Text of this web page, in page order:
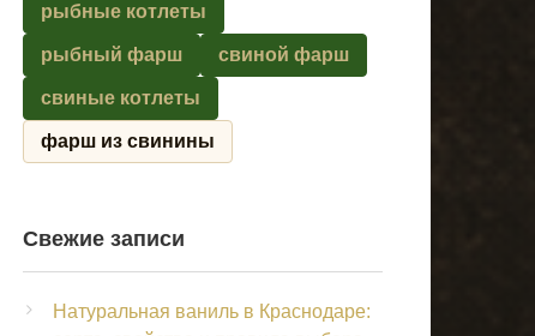
рыбные котлеты
рыбный фарш свиной фарш
свиные котлеты
фарш из свинины
Свежие записи
Натуральная ваниль в Краснодаре: